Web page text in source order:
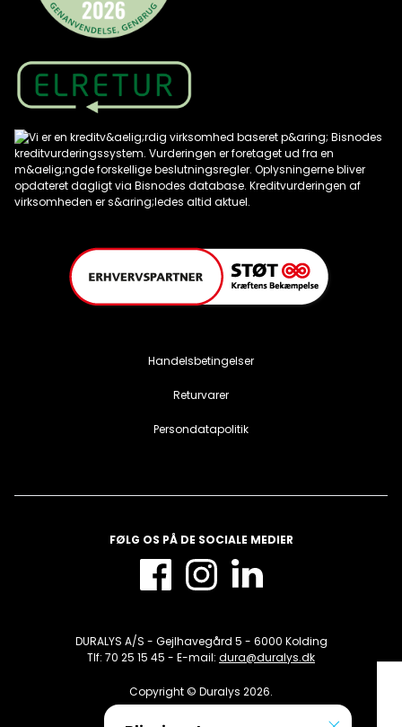
Handelsbetingelser
Returvarer
Persondatapolitik
FØLG OS PÅ DE SOCIALE MEDIER
DURALYS A/S - Gejlhavegård 5 - 6000 Kolding
Tlf: 70 25 15 45 - E-mail: dura@duralys.dk
Copyright © Duralys 2026.